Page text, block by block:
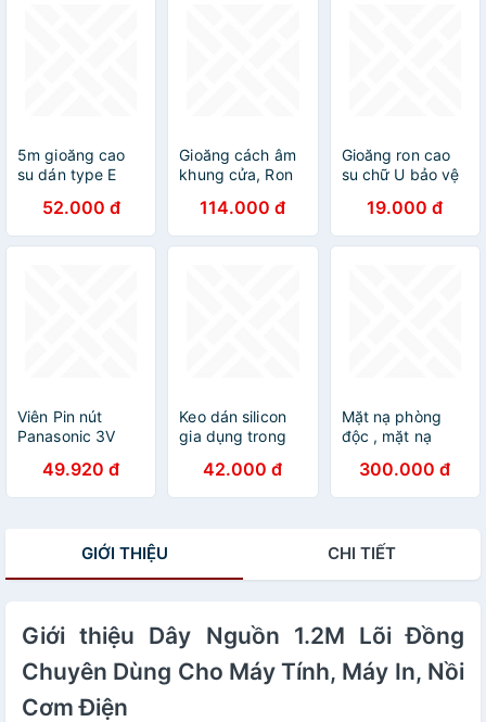
5m gioăng cao
su dán type E
cánh cửa cách
âm khi gió lùa
Phụ kiện cửa nhà
52.000 đ
Gioăng cách âm
khung cửa, Ron
dày 10-15mm
đàn hồi cao ngăn
bụi côn trùng
114.000 đ
Gioăng ron cao
su chữ U bảo vệ
cạnh tấm thép,
kính, gỗ, máy
móc thiết bị và
19.000 đ
Viên Pin nút
Panasonic 3V
2032, 2025,
1632, 1620,
cấp - CR-2450
49.920 đ
Keo dán silicon
gia dụng trong
nước chịu nhiệt
độ cao cấp thực
42.000 đ
Mặt nạ phòng
độc , mặt nạ
kính giá rẻ mặt
nạ phòng độc,
chất, phòng cháy
300.000 đ
GIỚI THIỆU CHI TIẾT
Giới thiệu Dây Nguồn 1.2M Lõi Đồng
Chuyên Dùng Cho Máy Tính, Máy In, Nồi
Cơm Điện